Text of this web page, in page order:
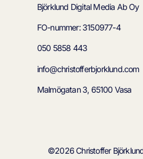
Björklund Digital Media Ab Oy
FO-nummer: 3150977-4
050 5858 443
info@christofferbjorklund.com
Malmögatan 3, 65100 Vasa
©2026 Christoffer